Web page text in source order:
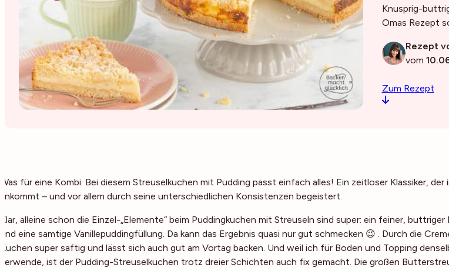
Knusprig-
Omas Rezept
Rezept
vom
Zum Rezept
Was für eine Kombi: Bei diesem Streuselkuchen mit Pudding passt einfach alles! Ein zeitloser Klassiker, der
ankommt – und vor allem durch seine unterschiedlichen Konsistenzen begeistert.
Klar, alleine schon die Einzel-„Elemente“ beim Puddingkuchen mit Streuseln sind super: ein feiner,
und eine samtige Vanillepuddingfüllung. Da kann das Ergebnis quasi nur gut schmecken 😉 . Durch die
Kuchen super saftig und lässt sich auch gut am Vortag backen. Und weil ich für Boden und Topping
verwende, ist der Pudding-Streuselkuchen trotz dreier Schichten auch fix gemacht. Die großen